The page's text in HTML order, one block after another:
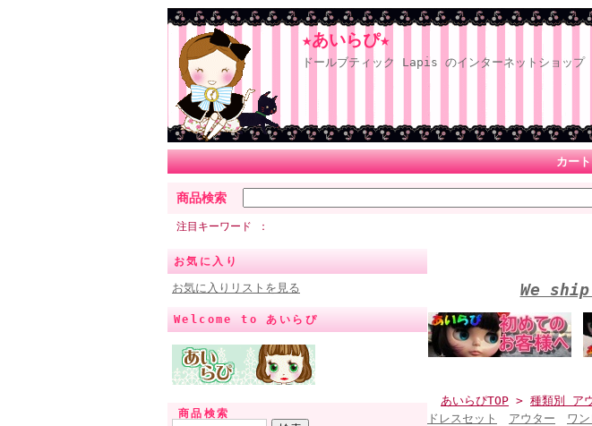
★あいらぴ★
ドールブティック Lapis のインターネットショップ
カー
商品検索
注目キーワード
お気に入り
お気に入りリストを見る
Welcome to あいらぴ
商品検索
We
(*'-'*)ご
あいらぴTOP > 種類別 ア
ドレスセット
アウター ワ